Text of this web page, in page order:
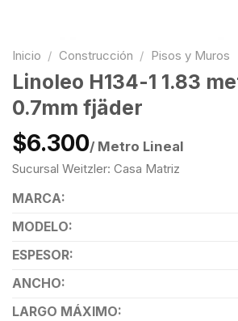
Inicio / Construcción / Pisos y Muros
Linoleo H134-1 1.83
0.7mm fjäder
$6.300/ Metro Lineal
Sucursal Weitzler: Casa Matriz
MARCA:
MODELO:
ESPESOR:
ANCHO:
LARGO MÁXIMO: